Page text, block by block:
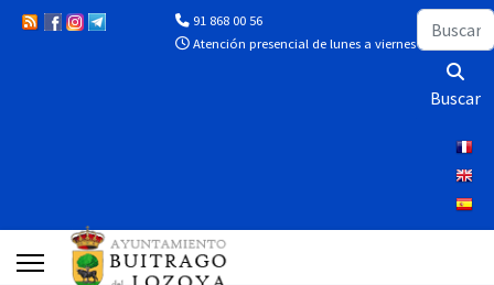
91 868 00 56
Atención presencial de lunes a viernes de 10:00 a
Buscar
Buscar